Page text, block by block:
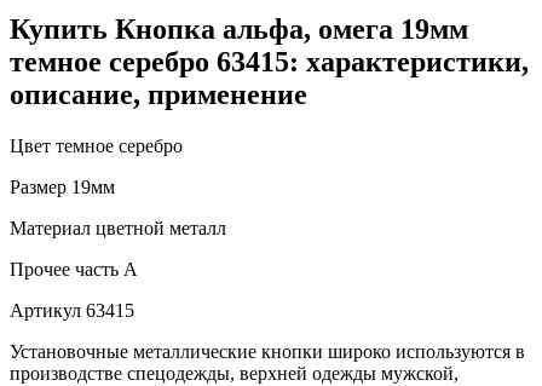
Купить Кнопка альфа, омега 19мм
темное серебро 63415: характеристики,
описание, применение
Цвет темное серебро
Размер 19мм
Материал цветной металл
Прочее часть A
Артикул 63415
Установочные металлические кнопки широко используются в
производстве спецодежды, верхней одежды мужской,